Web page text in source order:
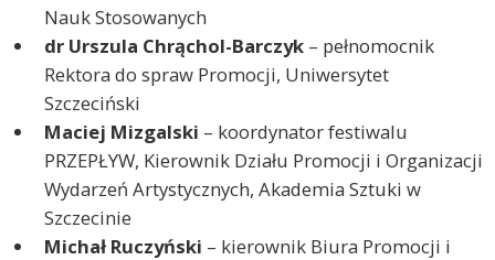
Nauk Stosowanych
dr Urszula Chrąchol-Barczyk– pełnomocnik
Rektora do spraw Promocji, Uniwersytet
Szczeciński
Maciej Mizgalski – koordynator festiwalu
PRZEPŁYW, Kierownik Działu Promocji i Organizacji
Wydarzeń Artystycznych, Akademia Sztuki w
Szczecinie
Michał Ruczyński – kierownik Biura Promocji i